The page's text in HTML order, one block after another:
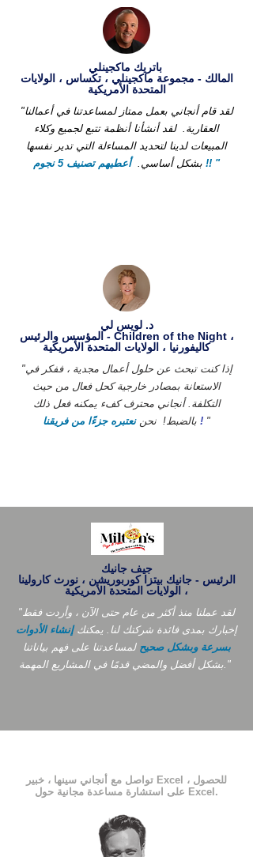
باتريك ماكجينلي
المالك - مجموعة ماكجينلي ، تكساس ، الولايات
المتحدة الأمريكية
"لقد قام أنجاني بعمل ممتاز لمساعدتنا في أعمالنا
العقارية. لقد أنشأنا أنظمة تتبع لجميع وكلاء
المبيعات لدينا لتحديد المساءلة التي تدير نفسها
بشكل أساسي. أعطيهم تصنيف 5 نجوم !! "
د. لويس لي
المؤسس والرئيس - Children of the Night ،
كاليفورنيا ، الولايات المتحدة الأمريكية
"إذا كنت تبحث عن حلول أعمال مجدية ، ففكر في
الاستعانة بمصادر خارجية كحل فعال من حيث
التكلفة. أنجاني محترف كفء يمكنه فعل ذلك
بالضبط! نحن نعتبره جزءًا من فريقنا ! "
جيف جانيك
الرئيس - جانيك بيتزا كوربوريشن ، نورث كارولينا
، الولايات المتحدة الأمريكية
"لقد عملنا منذ أكثر من عام حتى الآن ، وأردت فقط
إخبارك بمدى فائدة شركتك لنا. يمكنك إنشاء الأدوات
بسرعة وبشكل صحيح لمساعدتنا على فهم بياناتنا
بشكل أفضل والمضي قدمًا في المشاريع المهمة."
تواصل مع أنجاني سينها ، خبير Excel ، للحصول
على استشارة مساعدة مجانية حول Excel.